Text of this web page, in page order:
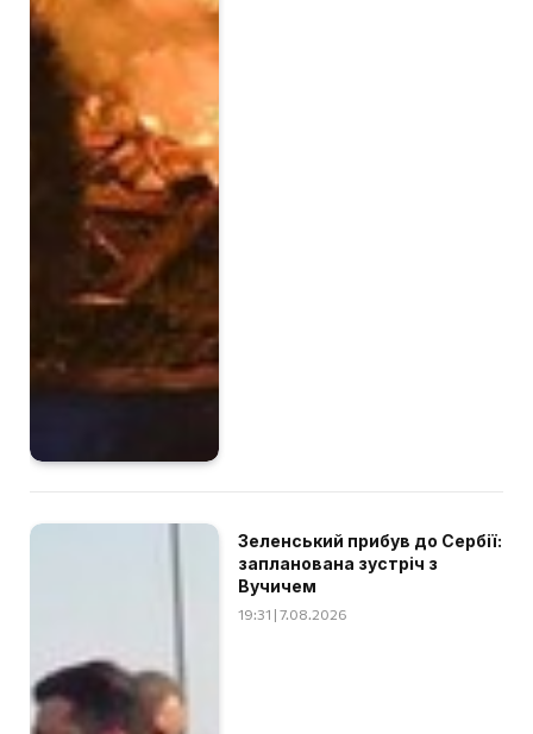
Зеленський прибув до Сербії:
запланована зустріч з
Вучичем
19:31 | 7.08.2026